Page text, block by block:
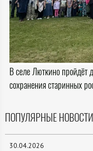
В селе Люткино пройдёт
сохранения старинных
ПОПУЛЯРНЫЕ НОВОСТИ
30.04.2026